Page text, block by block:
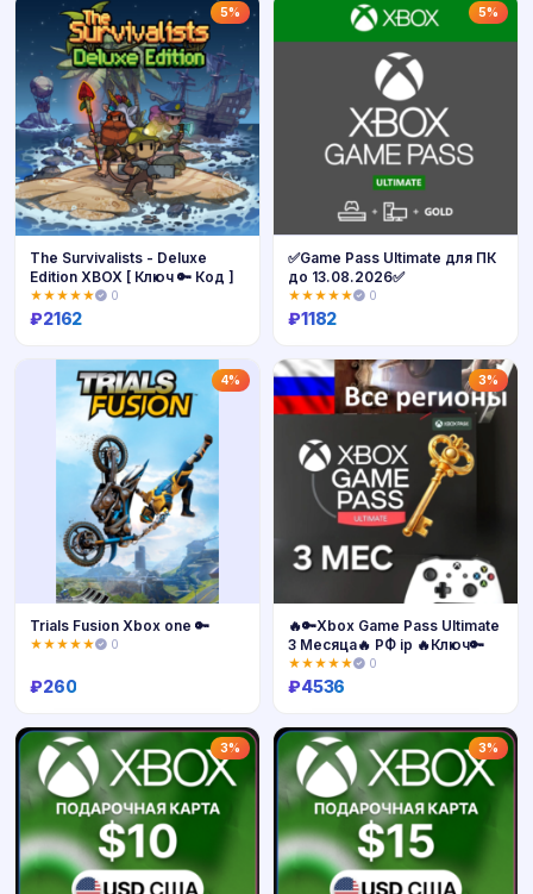
Купить Купить
5%
Купить
The Survivalists - Deluxe
Edition XBOX [ Ключ 🔑 Код ]
★★★★★ 0
₽2162
5%
Купить
✅Game Pass Ultimate для ПК
до 13.08.2026✅
★★★★★ 0
₽1182
4%
Купить
Trials Fusion Xbox one 🔑
★★★★★ 0
₽260
3%
Купить
🔥🔑Xbox Game Pass Ultimate
3 Месяца🔥 РФ ip 🔥Ключ🔑
★★★★★ 0
₽4536
3% 3%